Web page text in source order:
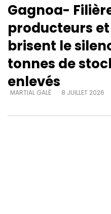
Gagnoa-
producteurs
brisent le
tonnes de
enlevés
MARTIAL GALÉ 8 JUILLET 2026